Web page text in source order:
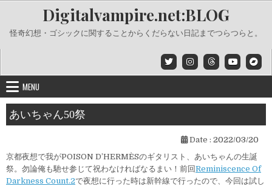
content
Digitalvampire.net:BLOG
怪奇幻想・ゴシックに関することからくだらない日記までつらつらと。
MENU
あいちゃん50祭
Date : 2022/03/20
京都夜想で我がPOISON D’HERMÈSのギタリスト、あいちゃんの生誕
祭。勿論俺も馳せ参じて祝わなければなるまい！前回Reminiscence Of
Darkness Count.2で夜想に行った時は新幹線で行ったので、今回は試し